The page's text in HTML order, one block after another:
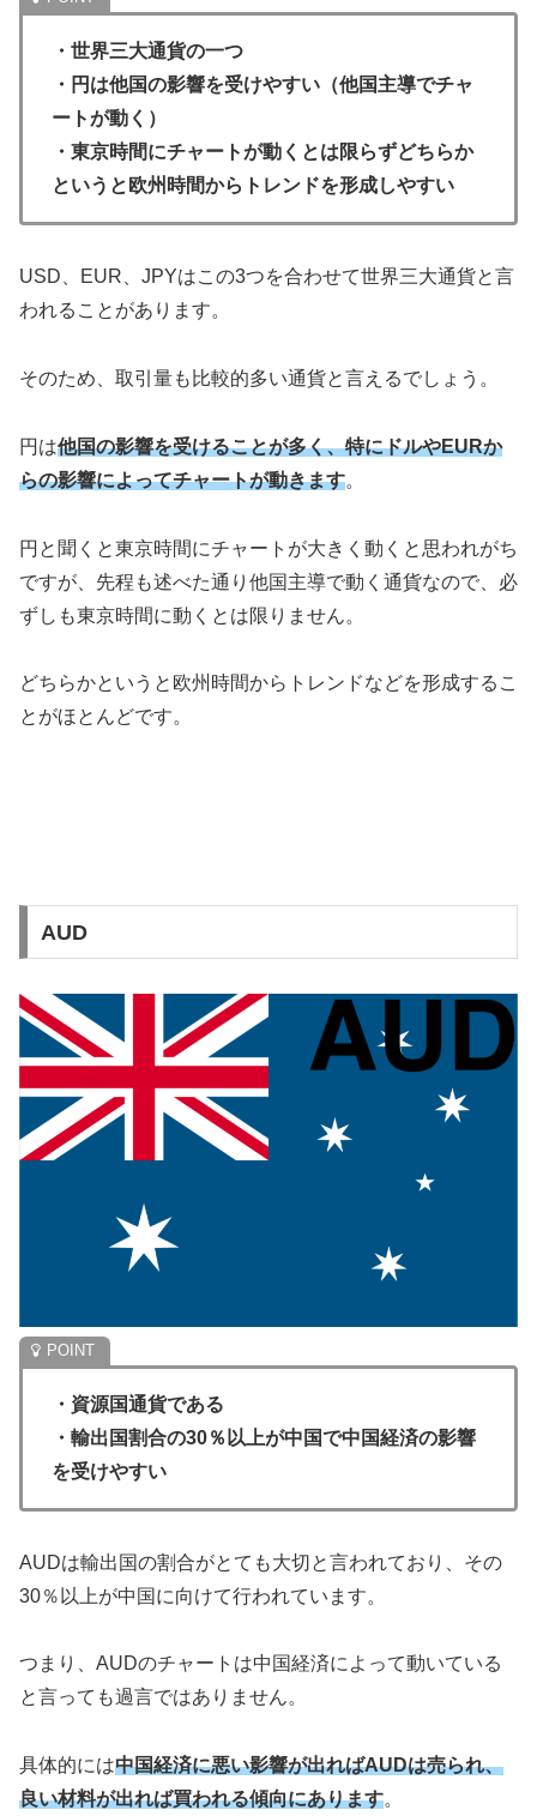
・世界三大通貨の一つ
・円は他国の影響を受けやすい（他国主導でチャ
ートが動く）
・東京時間にチャートが動くとは限らずどちらか
というと欧州時間からトレンドを形成しやすい
USD、EUR、JPYはこの3つを合わせて世界三大通貨と言
われることがあります。
そのため、取引量も比較的多い通貨と言えるでしょう。
円は他国の影響を受けることが多く、特にドルやEURか
らの影響によってチャートが動きます。
円と聞くと東京時間にチャートが大きく動くと思われがち
ですが、先程も述べた通り他国主導で動く通貨なので、必
ずしも東京時間に動くとは限りません。
どちらかというと欧州時間からトレンドなどを形成するこ
とがほとんどです。
AUD
・資源国通貨である
・輸出国割合の30％以上が中国で中国経済の影響
を受けやすい
AUDは輸出国の割合がとても大切と言われており、その
30％以上が中国に向けて行われています。
つまり、AUDのチャートは中国経済によって動いている
と言っても過言ではありません。
具体的には中国経済に悪い影響が出ればAUDは売られ、
良い材料が出れば買われる傾向にあります。